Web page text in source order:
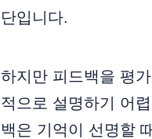
단입니다.
하지만 피드백을 평
적으로 설명하기 어
백은 기억이 선명할